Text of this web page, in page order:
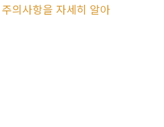
의사항을 자세히 알아